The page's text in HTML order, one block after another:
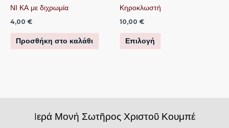
ΝΙ ΚΑ με διχρωμία
4,00 €
Προσθήκη στο καλάθι
Κηροκλωστή
10,00 €
Επιλογή
επιλεγούν
σελίδα
Iερά Μονή Σωτῆρος Χριστοῦ Κουμπέ